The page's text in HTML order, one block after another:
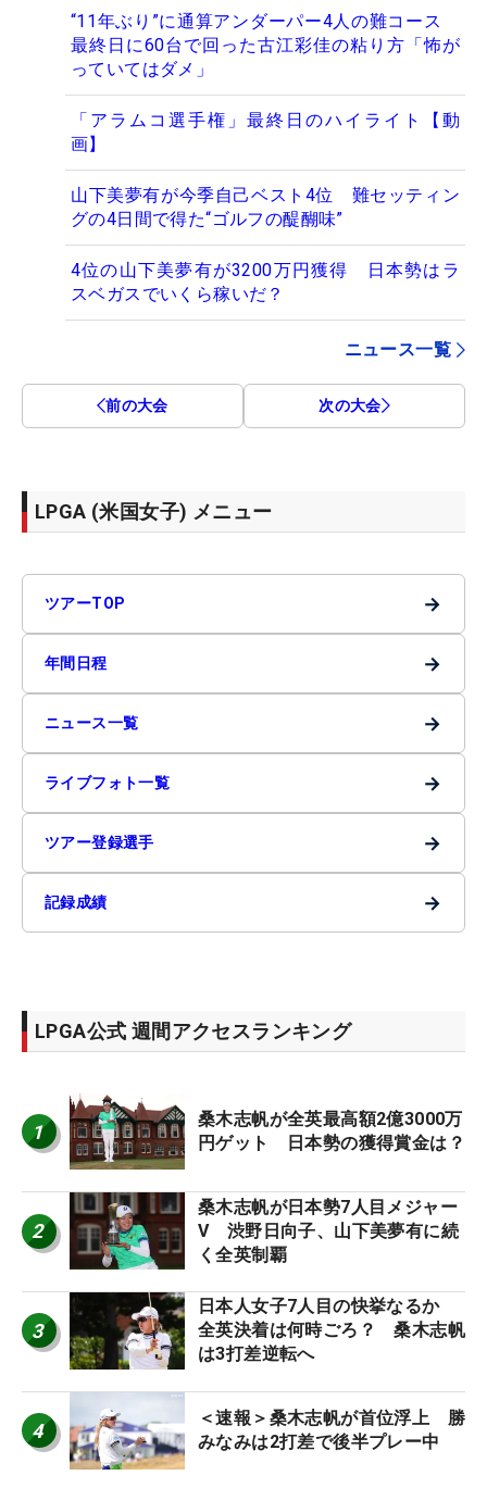
“11年ぶり”に通算アンダーパー4人の難コース
最終日に60台で回った古江彩佳の粘り方「怖が
っていてはダメ」
「アラムコ選手権」最終日のハイライト【動
画】
山下美夢有が今季自己ベスト4位 難セッティン
グの4日間で得た“ゴルフの醍醐味”
4位の山下美夢有が3200万円獲得 日本勢はラ
スベガスでいくら稼いだ？
ニュース一覧
前の大会 次の大会
LPGA (米国女子) メニュー
ツアーTOP →
年間日程 →
ニュース一覧 →
ライブフォト一覧 →
ツアー登録選手 →
記録成績 →
LPGA公式 週間アクセスランキング
1
桑木志帆が全英最高額2億3000万
円ゲット 日本勢の獲得賞金は？
2
桑木志帆が日本勢7人目メジャー
V 渋野日向子、山下美夢有に続
く全英制覇
3
日本人女子7人目の快挙なるか
全英決着は何時ごろ？ 桑木志帆
は3打差逆転へ
4
＜速報＞桑木志帆が首位浮上 勝
みなみは2打差で後半プレー中